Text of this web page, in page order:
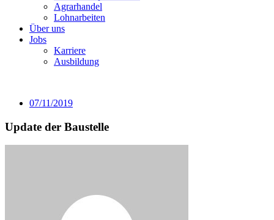
Agrarhandel
Lohnarbeiten
Über uns
Jobs
Karriere
Ausbildung
07/11/2019
Update der Baustelle